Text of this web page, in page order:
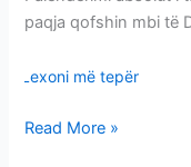
paqja qofshin mbi të
Lexoni më tepër
Read More »